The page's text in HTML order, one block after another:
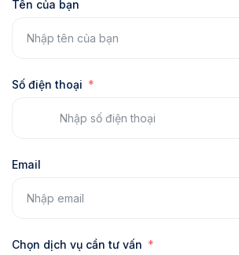
Tên của bạn
Số điện thoại
Email
Chọn dịch vụ cần tư vấn